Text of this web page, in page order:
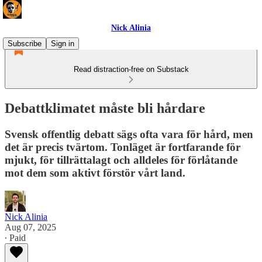
Nick Alinia
Subscribe
Sign in
Read distraction-free on Substack
Debattklimatet måste bli hårdare
Svensk offentlig debatt sägs ofta vara för hård, men
det är precis tvärtom. Tonläget är fortfarande för
mjukt, för tillrättalagt och alldeles för förlåtande
mot dem som aktivt förstör vårt land.
Nick Alinia
Aug 07, 2025
∙ Paid